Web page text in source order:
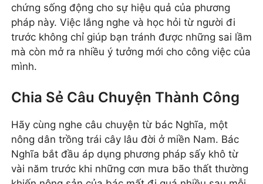
chứng sống động cho sự hiệu quả của phương
pháp này. Việc lắng nghe và học hỏi từ người đi
trước không chỉ giúp bạn tránh được những sai lầm
mà còn mở ra nhiều ý tưởng mới cho công việc của
mình.
Chia Sẻ Câu Chuyện Thành Công
Hãy cùng nghe câu chuyện từ bác Nghĩa, một
nông dân trồng trái cây lâu đời ở miền Nam. Bác
Nghĩa bắt đầu áp dụng phương pháp sấy khô từ
vài năm trước khi những cơn mưa bão thất thường